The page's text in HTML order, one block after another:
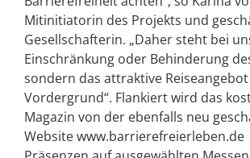
Mitinitiatorin des Projekts und
Gesellschafterin. „Daher steht bei
Einschränkung oder Behinderung
sondern das attraktive
Vordergrund“. Flankiert wird das
Magazin von der ebenfalls neu
Website www.barrierefreierleben.de